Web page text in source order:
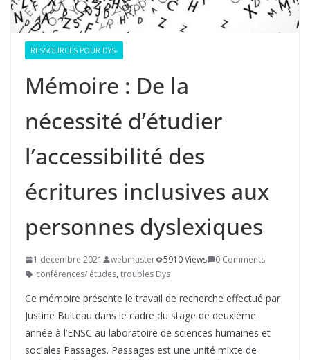
RESSOURCES POUR DYS-
Mémoire : De la
nécessité d’étudier
l’accessibilité des
écritures inclusives aux
personnes dyslexiques
1 décembre 2021 webmaster 5910 Views
0 Comments
conférences/ études, troubles Dys
Ce mémoire présente le travail de recherche effectué par
Justine Bulteau dans le cadre du stage de deuxième
année à l’ENSC au laboratoire de sciences humaines et
sociales Passages. Passages est une unité mixte de